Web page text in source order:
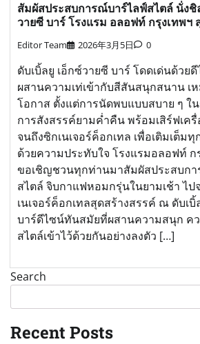
สัมผัสประสบการณ์บาร์ไลฟ์สไตล์ นั่งชิ
วายซี บาร์ โรงแรม อลอฟท์ กรุงเทพฯ
Editor Team 2026年3月5日 0
ดับเบิ้ลยู เอ็กซ์วายซี บาร์ โดดเด่นด้วย
ผสานความเท่เข้ากับสีสันสนุกสนาน เ
โอกาส ตั้งแต่การนัดพบแบบสบาย ๆ ใ
การสังสรรค์ยามค่ำคืน พร้อมเสิร์ฟเค
จนถึงซิกเนเจอร์ค็อกเทล เพื่อเติมเต็มทุ
ด้วยความประทับใจ โรงแรมอลอฟท์ ก
ขอเชิญชวนทุกท่านมาสัมผัสประสบก
สไตล์ จิบกาแฟหอมกรุ่นในยามเช้า ไ
เนเจอร์ค็อกเทลสุดสร้างสรรค์ ณ ดับเบิ้
บาร์ดีไซน์ทันสมัยที่ผสานความสนุก ค
สไตล์เข้าไว้ด้วยกันอย่างลงตัว […]
Search
Recent Posts